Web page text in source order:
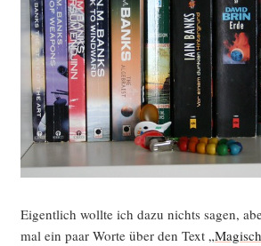
Eigent­lich woll­te ich dazu nichts sagen,
mal ein paar Wor­te über den Text